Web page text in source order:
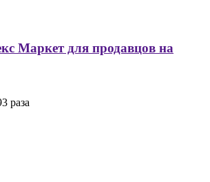
Маркет для продавцов на
раза